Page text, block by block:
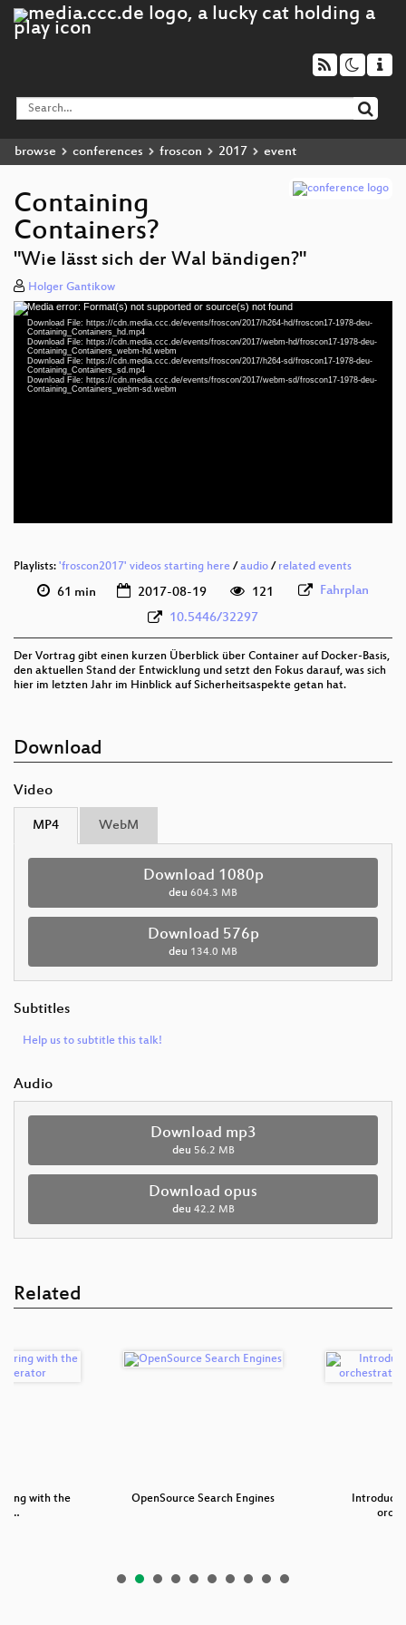
browse conferences froscon 2017 event
Containing
Containers?
"Wie lässt sich der Wal bändigen?"
Holger Gantikow
Video
Player
Media error: Format(s) not supported or source(s) not found
Download File: https://cdn.media.ccc.de/events/froscon/2017/h264-hd/froscon17-1978-deu-
Containing_Containers_hd.mp4
Download File: https://cdn.media.ccc.de/events/froscon/2017/webm-hd/froscon17-1978-deu-
Containing_Containers_webm-hd.webm
Download File: https://cdn.media.ccc.de/events/froscon/2017/h264-sd/froscon17-1978-deu-
Containing_Containers_sd.mp4
Download File: https://cdn.media.ccc.de/events/froscon/2017/webm-sd/froscon17-1978-deu-
Containing_Containers_webm-sd.webm
Playlists: 'froscon2017' videos starting here /audio / related events
61 min 2017-08-19 121
Fahrplan
10.5446/32297
Der Vortrag gibt einen kurzen Überblick über Container auf Docker-Basis,
den aktuellen Stand der Entwicklung und setzt den Fokus darauf, was sich
hier im letzten Jahr im Hinblick auf Sicherheitsaspekte getan hat.
Download
Video
MP4 WebM
Download 1080p
deu 604.3 MB
Download 576p
deu 134.0 MB
Subtitles
Help us to subtitle this talk!
Audio
Download mp3
deu 56.2 MB
Download opus
deu 42.2 MB
Related
with the
OpenSource Search Engines